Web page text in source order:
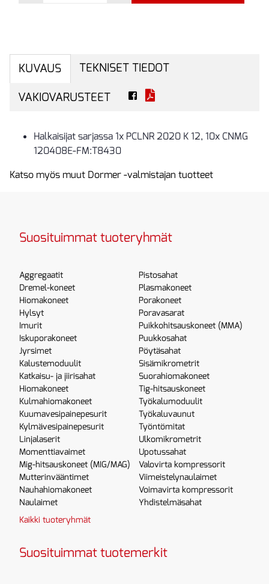
KUVAUS
TEKNISET TIEDOT
VAKIOVARUSTEET
Halkaisijat sarjassa 1x PCLNR 2020 K 12, 10x CNMG
120408E-FM:T8430
Katso myös muut Dormer -valmistajan tuotteet
Suosituimmat tuoteryhmät
Aggregaatit
Dremel-koneet
Hiomakoneet
Hylsyt
Imurit
Iskuporakoneet
Jyrsimet
Kalustemoduulit
Katkaisu- ja jiirisahat
Hiomakoneet
Kulmahiomakoneet
Kuumavesipainepesurit
Kylmävesipainepesurit
Linjalaserit
Momenttiavaimet
Mig-hitsauskoneet (MIG/MAG)
Mutterinvääntimet
Nauhahiomakoneet
Naulaimet
Pistosahat
Plasmakoneet
Porakoneet
Poravasarat
Puikkohitsauskoneet (MMA)
Puukkosahat
Pöytäsahat
Sisämikrometrit
Suorahiomakoneet
Tig-hitsauskoneet
Työkalumoduulit
Työkaluvaunut
Työntömitat
Ulkomikrometrit
Upotussahat
Valovirta kompressorit
Viimeistelynaulaimet
Voimavirta kompressorit
Yhdistelmäsahat
Kaikki tuoteryhmät
Suosituimmat tuotemerkit